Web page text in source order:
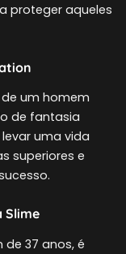
proteger aqueles
um homem
de fantasia
uma vida
superiores e
Slime
de 37 anos, é